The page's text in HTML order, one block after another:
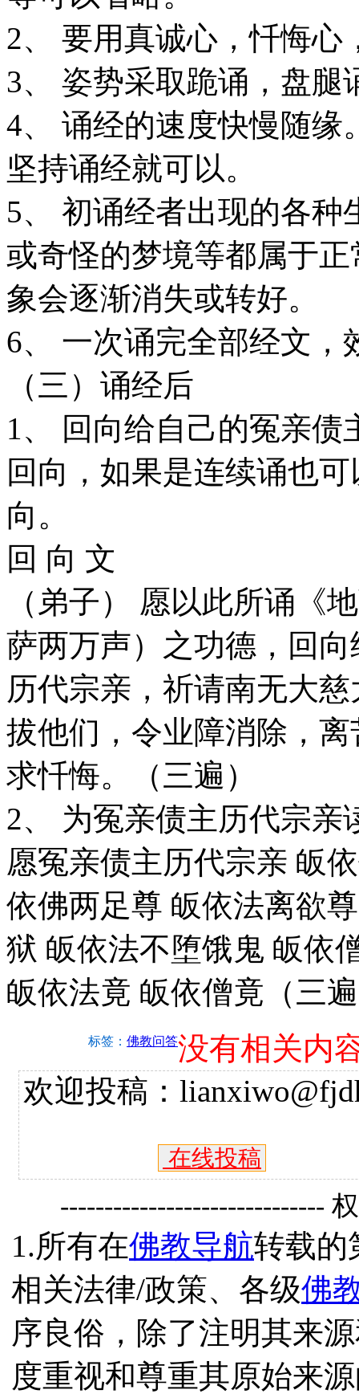
2、 要用真诚心，忏悔心
3、 姿势采取跪诵，盘腿
4、 诵经的速度快慢随缘
坚持诵经就可以。
5、 初诵经者出现的各
或奇怪的梦境等都属于
象会逐渐消失或转好。
6、 一次诵完全部经文，
（三）诵经后
1、 回向给自己的冤亲
回向，如果是连续诵也
向。
回 向 文
（弟子） 愿以此所诵《
萨两万声）之功德，回
历代宗亲，祈请南无大
拔他们，令业障消除，
求忏悔。（三遍）
2、 为冤亲债主历代宗亲
愿冤亲债主历代宗亲 皈
依佛两足尊 皈依法离欲
狱 皈依法不堕饿鬼 皈依
皈依法竟 皈依僧竟（三
标签： 佛教问答没有相关内
欢迎投稿：
在线投稿
------------------------------
1.所有在佛教导航转载的
相关法律/政策、各级佛
序良俗，除了注明其来
度重视和尊重其原始来